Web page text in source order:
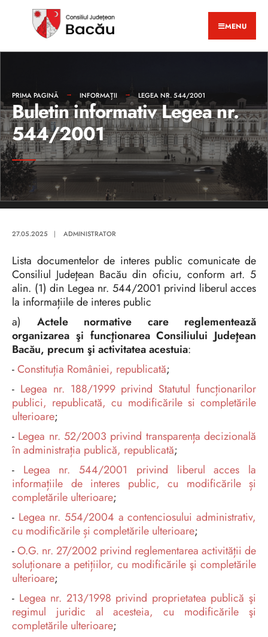
MENU
PRIMA PAGINĂ INFORMAȚII LEGEA NR. 544/2001
Buletin informativ Legea nr.
544/2001
27.05.2025 | ADMINISTRATOR
Lista documentelor de interes public comunicate de
Consiliul Judeţean Bacău din oficiu, conform art. 5
alin. (1) din Legea nr. 544/2001 privind liberul acces
la informațiile de interes public
a) Actele normative care reglementează
organizarea şi funcţionarea Consiliului Judeţean
Bacău, precum şi activitatea acestuia:
-Constituția României, republicată;
- Legea nr. 188/1999 privind Statutul funcționarilor
publici, republicată, cu modificările si completările
ulterioare;
- Legea nr. 52/2003 privind transparența decizională
în administrația publică, republicată;
- Legea nr. 544/2001 privind liberul acces la
informațiile de interes public, cu modificările și
completările ulterioare;
- Legea nr. 554/2004 a contenciosului administrativ,
cu modificările și completările ulterioare;
-O.G. nr. 27/2002 privind reglementarea activității de
soluționare a petițiilor, cu modificările şi completările
ulterioare;
- Legea nr. 213/1998 privind proprietatea publică şi
regimul juridic al acesteia, cu modificările şi
completările ulterioare;